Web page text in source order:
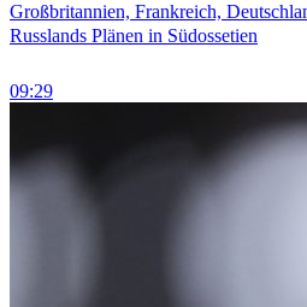
Großbritannien, Frankreich,
Russlands Plänen in Südossetien
09:29